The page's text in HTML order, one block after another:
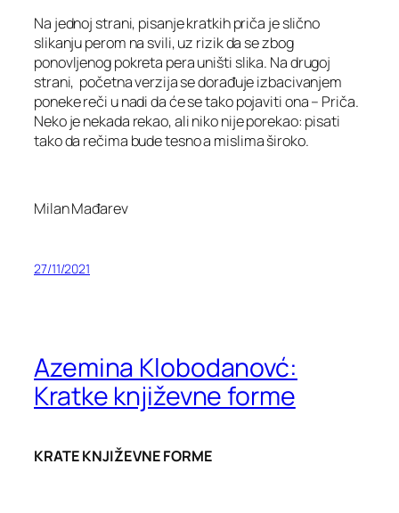
Na jednoj strani, pisanje kratkih priča je slično
slikanju perom na svili, uz rizik da se zbog
ponovljenog pokreta pera uništi slika. Na drugoj
strani, početna verzija se dorađuje izbacivanjem
poneke reči u nadi da će se tako pojaviti ona – Priča.
Neko je nekada rekao, ali niko nije porekao: pisati
tako da rečima bude tesno a mislima široko.
Milan Mađarev
27/11/2021
Azemina Klobodanovć:
Kratke književne forme
KRATE KNJIŽEVNE FORME